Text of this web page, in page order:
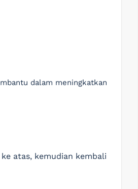
dalam meningkatkan
atas, kemudian kembali